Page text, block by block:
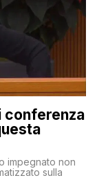
conferenza
impegnato non
sulla